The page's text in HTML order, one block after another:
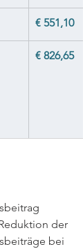
€ 551,10
€ 826,65
der
bei